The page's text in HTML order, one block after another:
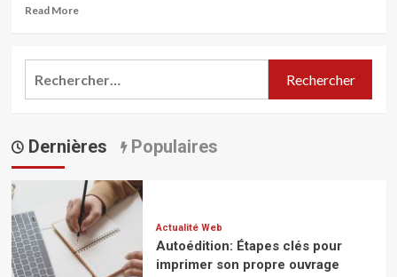
Read MoreRead
L’intelligence
marketing
pour
ventes
Dernières Populaires
Actualité Web
Autoédition: Étapes clés pour
imprimer son propre ouvrage